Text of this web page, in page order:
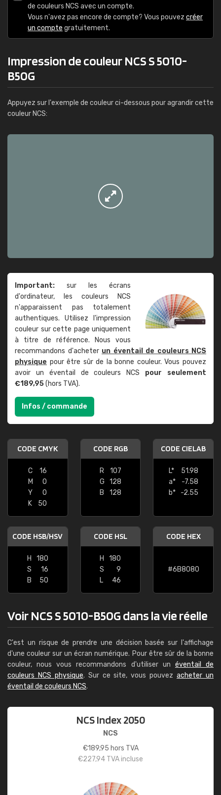
de couleurs NCS avec un compte.
Vous n'avez pas encore de compte? Vous pouvez créer
un compte gratuitement.
Impression de couleur NCS S 5010-
B50G
Appuyez sur l'exemple de couleur ci-dessous pour agrandir cette
couleur NCS:
Important: sur les écrans
d'ordinateur, les couleurs NCS
n'apparaissent pas totalement
authentiques. Utilisez l'impression
couleur sur cette page uniquement
à titre de référence. Nous vous
recommandons d'acheter un éventail de couleurs NCS
physique pour être sûr de la bonne couleur. Vous pouvez
avoir un éventail de couleurs NCS pour seulement
€189,95(hors TVA).
Infos / commande
CODE CMYK
C
16
M
0
Y
0
K
50
CODE RGB
R
107
G
128
B
128
CODE CIELAB
L*
51.98
a*
-7.58
b*
-2.55
CODE HSB/HSV
H
180
S
16
B
50
CODE HSL
H
180
S
9
L
46
CODE HEX
#6B8080
Voir NCS S 5010-B50G dans la vie réelle
C'est un risque de prendre une décision basée sur l'affichage
d'une couleur sur un écran numérique. Pour être sûr de la bonne
couleur, nous vous recommandons d'utiliser un éventail de
couleurs NCS physique. Sur ce site, vous pouvezacheter un
éventail de couleurs NCS.
NCS Index 2050
NCS
€189,95 hors TVA
€227,94 TVA incluse